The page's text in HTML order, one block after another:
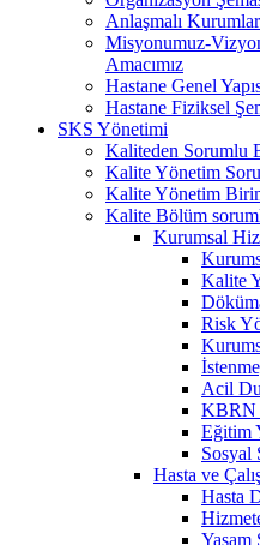
Anlaşmalı Kurumlar
Misyonumuz-
Amacımız
Hastane Genel
Hastane Fiziksel
SKS Yönetimi
Kaliteden Sorumlu
Kalite Yönetim
Kalite Yönetim
Kalite Bölüm
Kurumsal
Kalite
Risk
Acil
KBRN
Eğitim
Sosyal
Hasta ve
Hasta
Yaşam